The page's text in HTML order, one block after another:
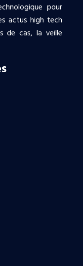
pour
actus high tech
de cas, la veille